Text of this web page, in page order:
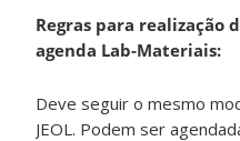
Regras para realização
agenda Lab-Materiais:
Deve seguir o mesmo
JEOL. Podem ser